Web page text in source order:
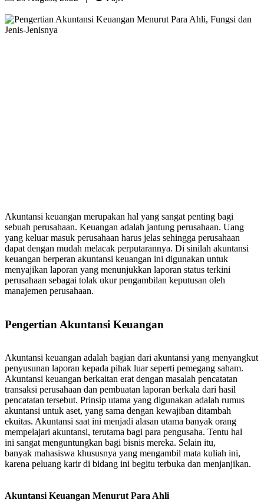
Akuntansi keuangan merupakan hal yang sangat penting bagi
sebuah perusahaan. Keuangan adalah jantung perusahaan. Uang
yang keluar masuk perusahaan harus jelas sehingga perusahaan
dapat dengan mudah melacak perputarannya. Di sinilah akuntansi
keuangan berperan akuntansi keuangan ini digunakan untuk
menyajikan laporan yang menunjukkan laporan status terkini
perusahaan sebagai tolak ukur pengambilan keputusan oleh
manajemen perusahaan.
Pengertian Akuntansi Keuangan
Akuntansi keuangan adalah bagian dari akuntansi yang menyangkut
penyusunan laporan kepada pihak luar seperti pemegang saham.
Akuntansi keuangan berkaitan erat dengan masalah pencatatan
transaksi perusahaan dan pembuatan laporan berkala dari hasil
pencatatan tersebut. Prinsip utama yang digunakan adalah rumus
akuntansi untuk aset, yang sama dengan kewajiban ditambah
ekuitas. Akuntansi saat ini menjadi alasan utama banyak orang
mempelajari akuntansi, terutama bagi para pengusaha. Tentu hal
ini sangat menguntungkan bagi bisnis mereka. Selain itu,
banyak mahasiswa khususnya yang mengambil mata kuliah ini,
karena peluang karir di bidang ini begitu terbuka dan menjanjikan.
Akuntansi Keuangan Menurut Para Ahli